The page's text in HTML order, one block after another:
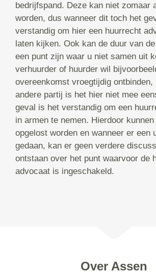
bedrijfspand. Deze kan niet zomaar
worden, dus wanneer dit toch het
verstandig om hier een huurrecht
laten kijken. Ook kan de duur van
een punt zijn waar u niet samen uit
verhuurder of huurder wil
overeenkomst vroegtijdig ontbinden,
andere partij is het hier niet mee
geval is het verstandig om een
in armen te nemen. Hierdoor
opgelost worden en wanneer er een
gedaan, kan er geen verdere
ontstaan over het punt waarvoor de
advocaat is ingeschakeld.
Over Assen